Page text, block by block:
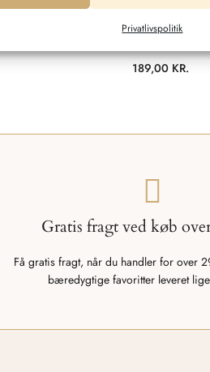
Privatlivspolitik
Dyrroar T AOP/STRIB
189,00 KR.
Gratis fragt ved køb
Få gratis fragt, når du handler for over
bæredygtige favoritter leveret